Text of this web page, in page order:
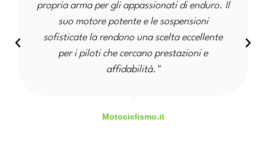
propria arma per gli appassionati di enduro. Il
suo motore potente e le sospensioni
sofisticate la rendono una scelta eccellente
per i piloti che cercano prestazioni e
affidabilità."
Motociclismo.it